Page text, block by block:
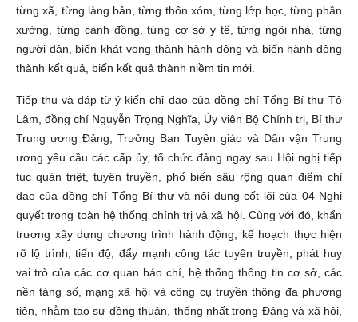
từng xã, từng làng bản, từng thôn xóm, từng lớp học, từng phân
xưởng, từng cánh đồng, từng cơ sở y tế, từng ngôi nhà, từng
người dân, biến khát vọng thành hành động và biến hành động
thành kết quả, biến kết quả thành niềm tin mới.
Tiếp thu và đáp từ ý kiến chỉ đạo của đồng chí Tổng Bí thư Tô
Lâm, đồng chí Nguyễn Trọng Nghĩa, Ủy viên Bộ Chính trị, Bí thư
Trung ương Đảng, Trưởng Ban Tuyên giáo và Dân vận Trung
ương yêu cầu các cấp ủy, tổ chức đảng ngay sau Hội nghị tiếp
tục quán triệt, tuyên truyền, phổ biến sâu rộng quan điểm chỉ
đạo của đồng chí Tổng Bí thư và nội dung cốt lõi của 04 Nghị
quyết trong toàn hệ thống chính trị và xã hội. Cùng với đó, khẩn
trương xây dựng chương trình hành động, kế hoạch thực hiện
rõ lộ trình, tiến độ; đẩy mạnh công tác tuyên truyền, phát huy
vai trò của các cơ quan báo chí, hệ thống thông tin cơ sở, các
nền tảng số, mạng xã hội và công cụ truyền thông đa phương
tiện, nhằm tạo sự đồng thuận, thống nhất trong Đảng và xã hội,